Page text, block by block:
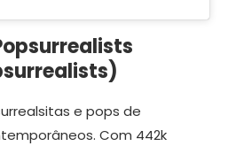
e pops de
Com 442k